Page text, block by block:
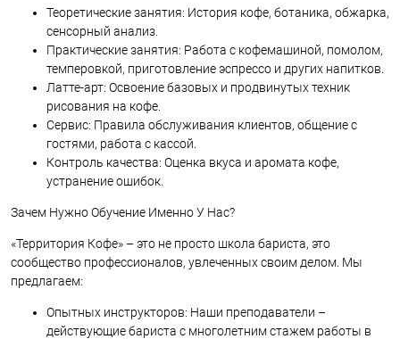
Теоретические занятия: История кофе, ботаника, обжарка,
сенсорный анализ.
Практические занятия: Работа с кофемашиной, помолом,
темперовкой, приготовление эспрессо и других напитков.
Латте-арт: Освоение базовых и продвинутых техник
рисования на кофе.
Сервис: Правила обслуживания клиентов, общение с
гостями, работа с кассой.
Контроль качества: Оценка вкуса и аромата кофе,
устранение ошибок.
Зачем Нужно Обучение Именно У Нас?
«Территория Кофе» – это не просто школа бариста, это
сообщество профессионалов, увлеченных своим делом. Мы
предлагаем:
Опытных инструкторов: Наши преподаватели –
действующие бариста с многолетним стажем работы в